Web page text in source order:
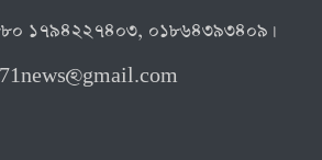
১৭৯৪২২৭৪০৩, ০১৮৬৪৩৯৩৪০৯।